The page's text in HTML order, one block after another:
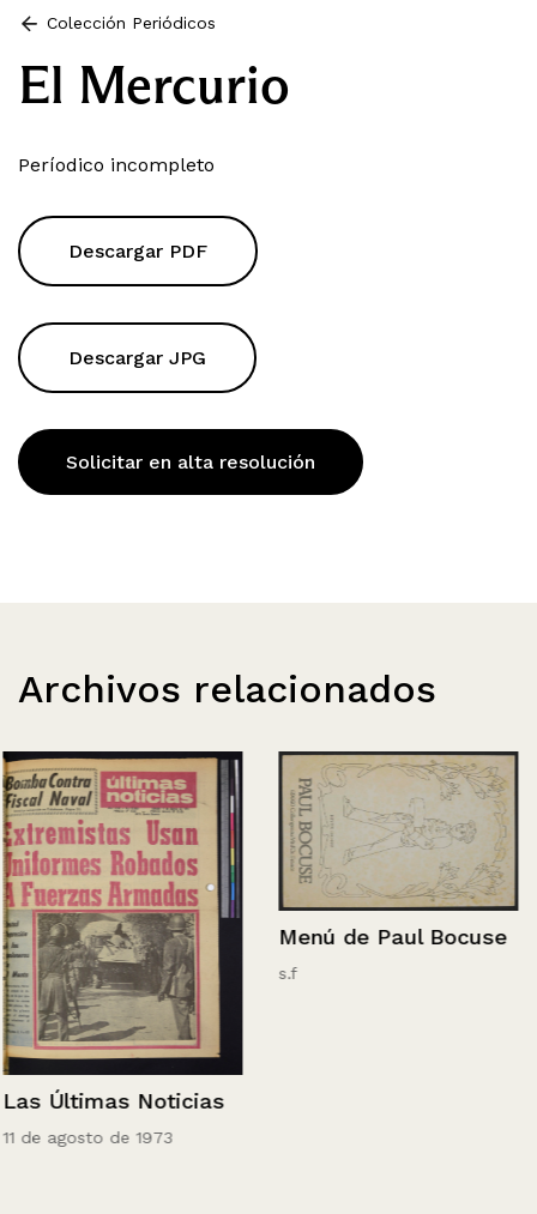
Colección Periódicos
El Mercurio
Períodico incompleto
Descargar PDF
Descargar JPG
Solicitar en alta resolución
Archivos relacionados
Las Últimas Noticias
11 de agosto de 1973
Menú de Paul Bocuse
s.f